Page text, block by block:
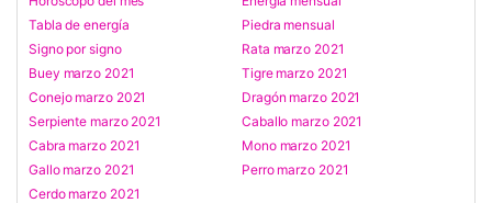
Tabla de energía
Piedra mensual
Signo por signo
Rata marzo 2021
Buey marzo 2021
Tigre marzo 2021
Conejo marzo 2021
Dragón marzo 2021
Serpiente marzo 2021
Caballo marzo 2021
Cabra marzo 2021
Mono marzo 2021
Gallo marzo 2021
Perro marzo 2021
Cerdo marzo 2021